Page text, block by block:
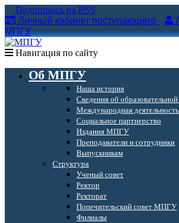
Подпишись на RSS
Личный кабинет поступающего
МПГУ
Навигация по сайту
Об МПГУ
Наша история
Сведения об
Международная деятельность
Социальное партнерство
Издания МПГУ
Преподаватели и сотрудники
Выпускникам
Структура
Ученый совет
Ректор
Ректорат
Попечительский совет МПГУ
Филиалы